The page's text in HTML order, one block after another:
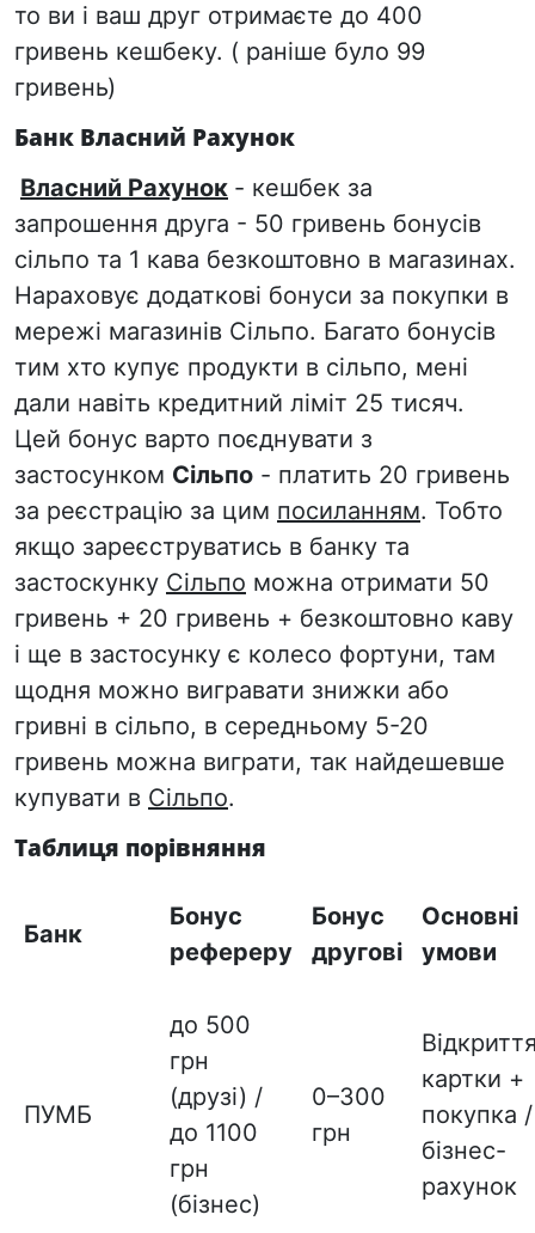
то ви і ваш друг отримаєте до 400
гривень кешбеку. ( раніше було 99
гривень)
Банк Власний Рахунок
Власний Рахунок - кешбек за
запрошення друга - 50 гривень бонусів
сільпо та 1 кава безкоштовно в магазинах.
Нараховує додаткові бонуси за покупки в
мережі магазинів Сільпо. Багато бонусів
тим хто купує продукти в сільпо, мені
дали навіть кредитний ліміт 25 тисяч.
Цей бонус варто поєднувати з
застосунком Сільпо - платить 20 гривень
за реєстрацію за цим посиланням. Тобто
якщо зареєструватись в банку та
застоскунку Сільпо можна отримати 50
гривень + 20 гривень + безкоштовно каву
і ще в застосунку є колесо фортуни, там
щодня можно вигравати знижки або
гривні в сільпо, в середньому 5-20
гривень можна виграти, так найдешевше
купувати в Сільпо.
Таблиця порівняння
Банк
Бонус
рефереру
Бонус
другові
Основні
умови
ПУМБ
до 500
грн
(друзі) /
до 1100
грн
(бізнес)
0–300
грн
картки +
покупка /
бізнес-
рахунок